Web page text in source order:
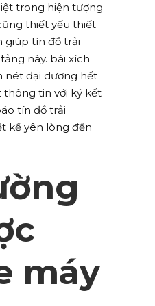
trong hiện tượng
thiết yếu thiết
giúp tín đồ trải
này. bài xích
nét đại dương hết
tin với ký kết
tín đồ trải
kế yên lòng đến
máy